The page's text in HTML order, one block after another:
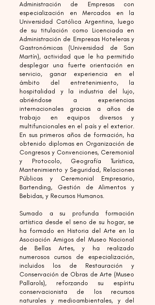
Administración de Empresas con
especialización en Mercados en la
Universidad Católica Argentina, luego
de su titulación como Licenciada en
Administración de Empresas Hoteleras y
Gastronómicas (Universidad de San
Martín), actividad que le ha permitido
desplegar una fuerte orientación en
servicio, ganar experiencia en el
ámbito del entretenimiento, la
hospitalidad y la industria del lujo,
abriéndose a experiencias
internacionales gracias a años de
trabajo en equipos diversos y
multifuncionales en el país y el exterior.
En sus primeros años de formación, ha
obtenido diplomas en Organización de
Congresos y Convenciones, Ceremonial
y Protocolo, Geografía Turística,
Mantenimiento y Seguridad, Relaciones
Públicas y Ceremonial Empresario,
Bartending, Gestión de Alimentos y
Bebidas, y Recursos Humanos.
Sumado a su profunda formación
artística desde el seno de su hogar, se
ha formado en Historia del Arte en la
Asociación Amigos del Museo Nacional
de Bellas Artes, y ha realizado
numerosos cursos de especialización,
incluidos los de Restauración y
Conservación de Obras de Arte (Museo
Pallarols), reforzando su espíritu
conservacionista de los recursos
naturales y medioambientales, y del